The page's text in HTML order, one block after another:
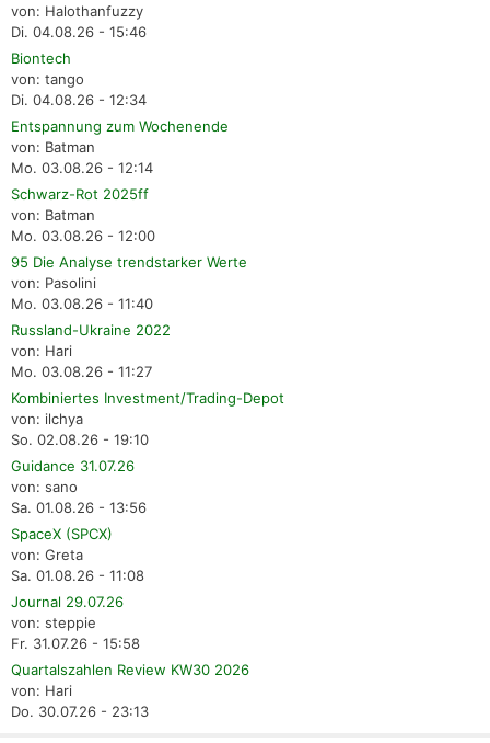
von: Halothanfuzzy
Di. 04.08.26 - 15:46
Biontech
von: tango
Di. 04.08.26 - 12:34
Entspannung zum Wochenende
von: Batman
Mo. 03.08.26 - 12:14
Schwarz-Rot 2025ff
von: Batman
Mo. 03.08.26 - 12:00
95 Die Analyse trendstarker Werte
von: Pasolini
Mo. 03.08.26 - 11:40
Russland-Ukraine 2022
von: Hari
Mo. 03.08.26 - 11:27
Kombiniertes Investment/Trading-Depot
von: ilchya
So. 02.08.26 - 19:10
Guidance 31.07.26
von: sano
Sa. 01.08.26 - 13:56
SpaceX (SPCX)
von: Greta
Sa. 01.08.26 - 11:08
Journal 29.07.26
von: steppie
Fr. 31.07.26 - 15:58
Quartalszahlen Review KW30 2026
von: Hari
Do. 30.07.26 - 23:13